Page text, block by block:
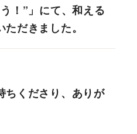
！”」にて、和える
だきました。
ちくださり、ありが